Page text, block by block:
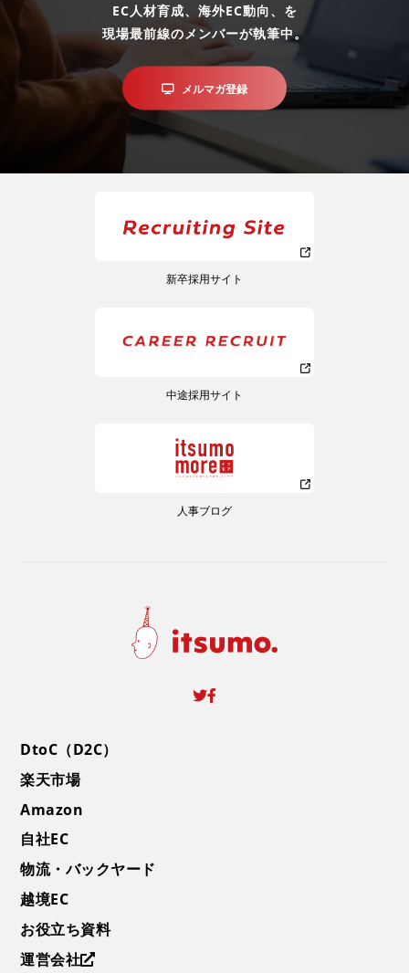
EC人材育成、海外EC動向、を
現場最前線のメンバーが執筆中。
メルマガ登録
新卒採用サイト
中途採用サイト
人事ブログ
DtoC（D2C）
楽天市場
Amazon
自社EC
物流・バックヤード
越境EC
お役立ち資料
運営会社